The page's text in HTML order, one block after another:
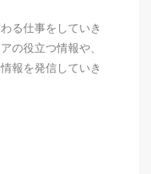
る仕事をしていき
の役立つ情報や、
報を発信していき